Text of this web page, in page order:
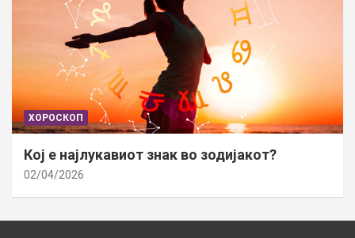
ХОРОСКОП
Кој е најлукавиот знак во зодијакот?
02/04/2026